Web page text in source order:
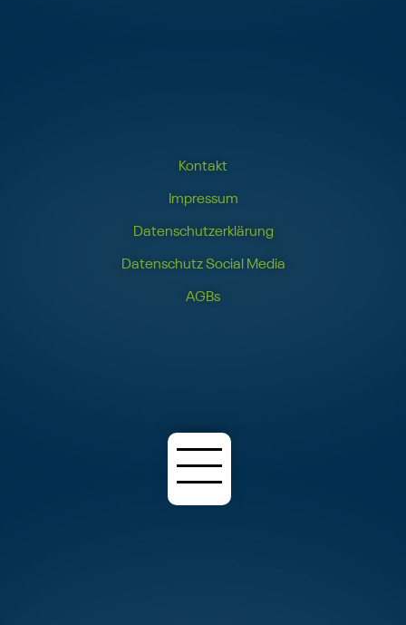
Kontakt
Impressum
Datenschutzerklärung
Datenschutz Social Media
AGBs